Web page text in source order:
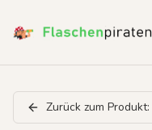
Zurück zum Produkt: